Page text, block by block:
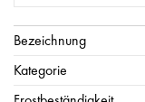
Bezeichnung
Kategorie